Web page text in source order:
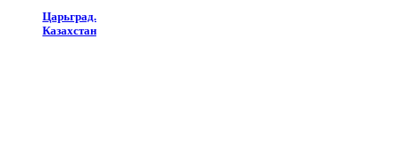
Царьград.
Казахстан